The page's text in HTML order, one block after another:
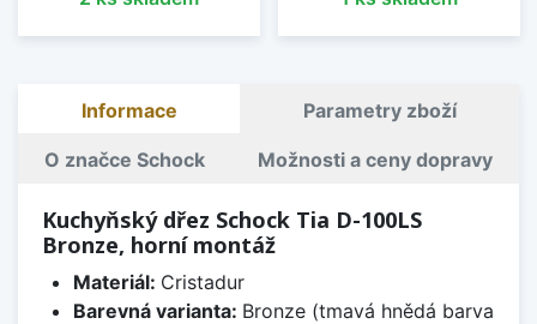
Informace Parametry zboží
O značce Schock Možnosti a ceny dopravy
Kuchyňský dřez Schock Tia D-100LS
Bronze, horní montáž
Materiál: Cristadur
Barevná varianta: Bronze (tmavá hnědá barva